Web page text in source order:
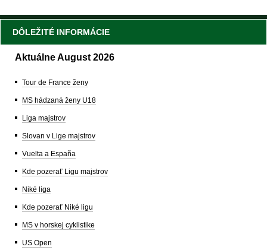
DÔLEŽITÉ INFORMÁCIE
Aktuálne August 2026
Tour de France ženy
MS hádzaná ženy U18
Liga majstrov
Slovan v Lige majstrov
Vuelta a España
Kde pozerať Ligu majstrov
Niké liga
Kde pozerať Niké ligu
MS v horskej cyklistike
US Open